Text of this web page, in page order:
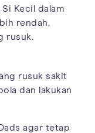
Kecil dalam
rendah,
rusuk.
rusuk sakit
dan lakukan
agar tetap